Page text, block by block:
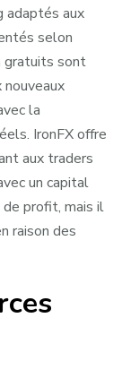
adaptés aux
selon
gratuits sont
la
IronFX offre
aux traders
un capital
profit, mais il
raison des